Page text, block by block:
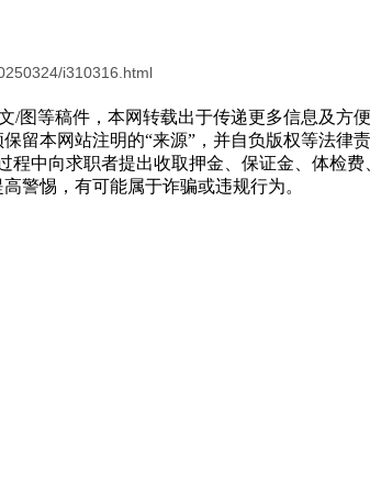
i310316.html
/图等稿件，本网转载出于传递更多信息及方
留本网站注明的“来源”，并自负版权等法律
程中向求职者提出收取押金、保证金、体检
警惕，有可能属于诈骗或违规行为。